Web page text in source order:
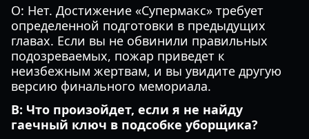
О: Нет. Достижение «Супермакс» требует
определенной подготовки в предыдущих
главах. Если вы не обвинили правильных
подозреваемых, пожар приведет к
неизбежным жертвам, и вы увидите другую
версию финального мемориала.
В: Что произойдет, если я не найду
гаечный ключ в подсобке уборщика?